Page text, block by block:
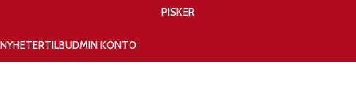
PISKER
NYHETERTILBUDMIN KONTO